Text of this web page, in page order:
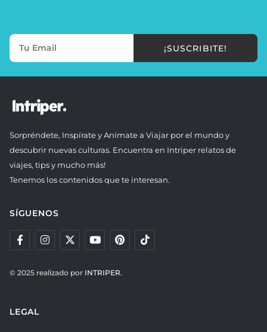
¡SUSCRIBITE!
Sorpréndete, Inspírate y Anímate a Viajar por el mundo y
descubrir nuevas culturas. Encuentra en Intriper relatos de
viajes, tips y mucho más!
Tenemos los contenidos que te interesan.
SÍGUENOS
© 2025 realizado por INTRIPER.
LEGAL